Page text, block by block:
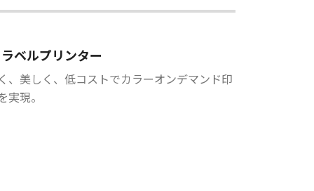
ラベルプリンター
、美しく、低コストでカラーオンデマンド印
実現。